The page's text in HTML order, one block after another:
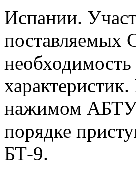
Испании.
поставляемых
нажимом АБТУ
порядке
БТ-9.